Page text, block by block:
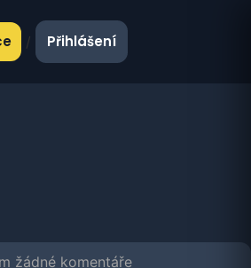
/ Přihlášení
žádné komentáře